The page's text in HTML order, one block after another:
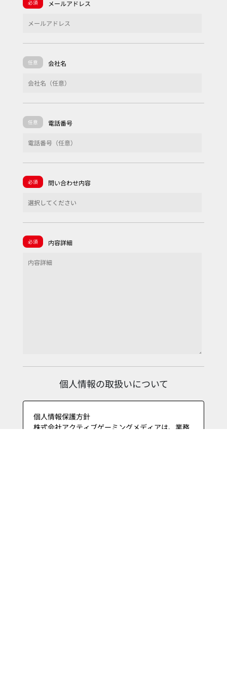
必須 メールアドレス
任意 会社名
任意 電話番号
必須 問い合わせ内容
必須 内容詳細
個人情報の取扱いについて